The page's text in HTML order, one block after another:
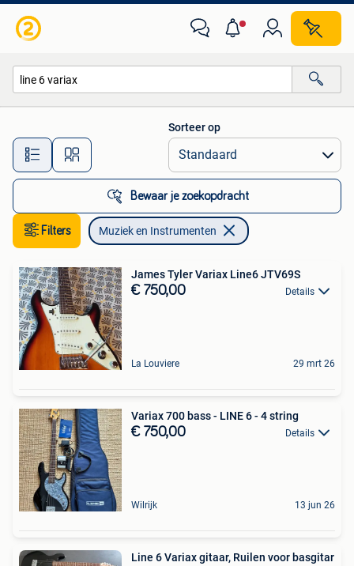
Alle afstanden…
Sorteer op
Bewaar je zoekopdracht
Filters Muziek en Instrumenten
James Tyler Variax Line6 JTV69S
€ 750,00 Details
La Louviere 29 mrt 26
Variax 700 bass - LINE 6 - 4 string
€ 750,00 Details
Wilrijk 13 jun 26
Line 6 Variax gitaar, Ruilen voor basgitar